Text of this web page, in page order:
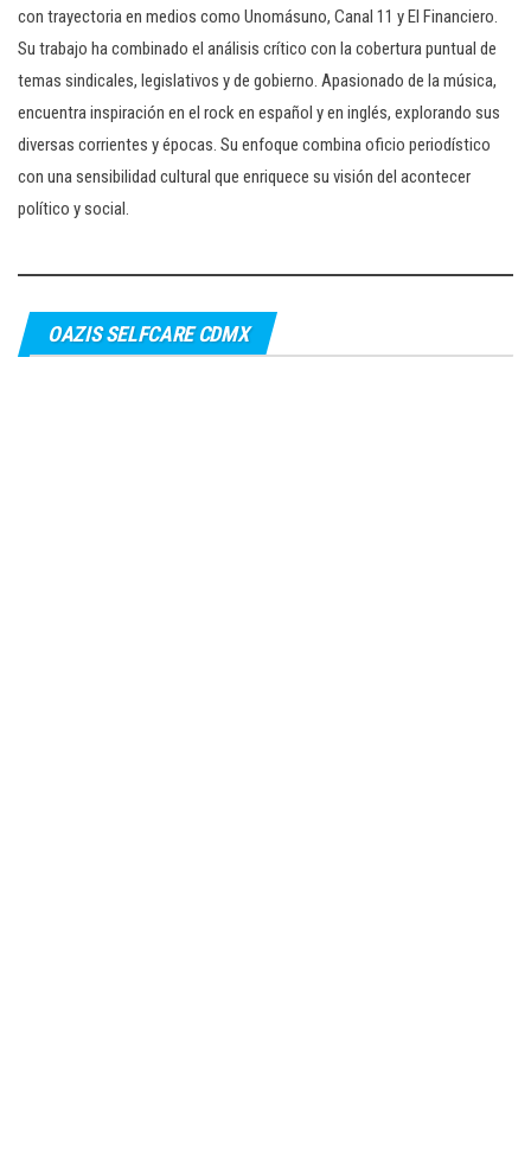
con trayectoria en medios como Unomásuno, Canal 11 y El Financiero.
Su trabajo ha combinado el análisis crítico con la cobertura puntual de
temas sindicales, legislativos y de gobierno. Apasionado de la música,
encuentra inspiración en el rock en español y en inglés, explorando sus
diversas corrientes y épocas. Su enfoque combina oficio periodístico
con una sensibilidad cultural que enriquece su visión del acontecer
político y social.
OAZIS SELFCARE CDMX